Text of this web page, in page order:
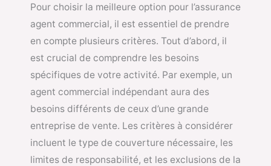
Pour choisir la meilleure option pour l’assurance
agent commercial, il est essentiel de prendre
en compte plusieurs critères. Tout d’abord, il
est crucial de comprendre les besoins
spécifiques de votre activité. Par exemple, un
agent commercial indépendant aura des
besoins différents de ceux d’une grande
entreprise de vente. Les critères à considérer
incluent le type de couverture nécessaire, les
limites de responsabilité, et les exclusions de la